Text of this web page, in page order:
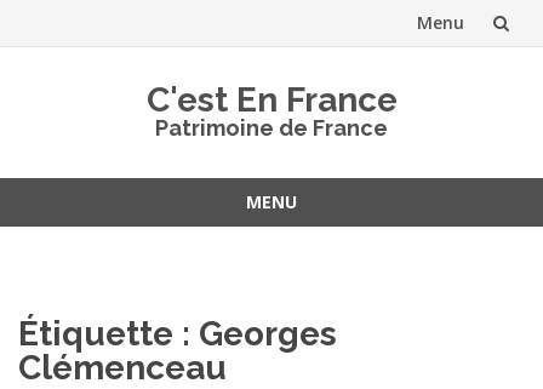
Menu
C'est En France
Patrimoine de France
MENU
Étiquette : Georges
Clémenceau